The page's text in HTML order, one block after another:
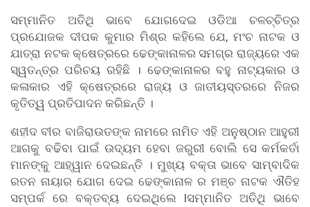
ସମ୍ମାନିତ ଅତିଥି ଭାବେ ଯୋଗଦେଇ ଓଡିଆ ଚଳଚ୍ଚିତ୍ର
ପ୍ରଯୋଜକ ଦୀପକ କୁମାର ମିଶ୍ର କହିଲେ ଯେ, ମଂଚ ନାଟକ ଓ
ଯାତ୍ରା ନଟକ କ୍ଷେତ୍ରରେ ଢେଙ୍କାନାଳର ସମଗ୍ର ରାଜ୍ୟରେ ଏକ
ସ୍ୱତନ୍ତ୍ର ପରିଚୟ ରହିଛି । ଢେଙ୍କାନାଳର ବହୁ ନାଟ୍ୟକାର ଓ
କଳାକାର ଏହି କ୍ଷେତ୍ରରେ ରାଜ୍ୟ ଓ ଜାତୀୟସ୍ତରରେ ନିଜର
କୃତିତ୍ୱ ପ୍ରତିପାଦନ କରିଛନ୍ତି ।
ଶହୀଦ ବୀର ବାଜିରାଉତଙ୍କ ନାମରେ ନାମିତ ଏହି ଅନୁଷ୍ଠାନ ଆହୁରୀ
ଆଗକୁ ବଢିବା ପାଇଁ ଉଦ୍ୟମ ହେବା ଜରୁରୀ ବୋଲି ସେ କର୍ମକର୍ତା
ମାନଙ୍କୁ ଆହ୍ୱାନ ଦେଇଛନ୍ତି । ମୁଖ୍ୟ ବକ୍ତା ଭାବେ ସାମ୍ବାଦିକ
ରତନ ନାୟାର ଯୋଗ ଦେଇ ଢେଙ୍କାନାଳ ର ମଞ୍ଚ ନାଟକ ଐତିହ
ସମ୍ପର୍କ ରେ ବକ୍ତବ୍ୟ ଦେଇଥିଲେ Iସମ୍ମାନିତ ଅତିଥି ଭାବେ